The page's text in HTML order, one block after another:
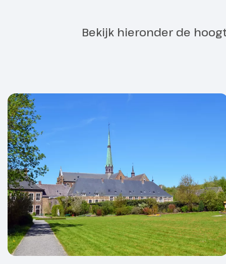
Bekijk hieronder de
mooie
watervallen
hoe het
het
Abdij die de
Binnen de
brouwerij
lekkere
Dag 3 Eifel en
Optioneel
boeken